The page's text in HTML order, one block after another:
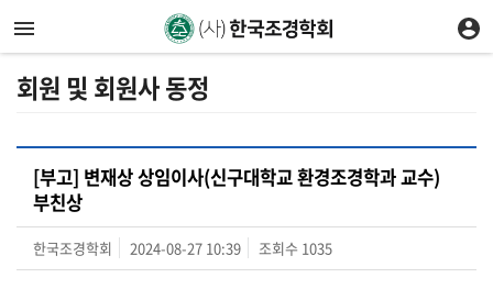
회원 및 회원사 동정
[부고] 변재상 상임이사(신구대학교 환경조경학과 교수)
부친상
한국조경학회 2024-08-27 10:39 조회수 1035